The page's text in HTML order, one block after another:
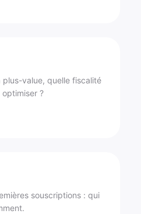
plus-value, quelle fiscalité
?
souscriptions : qui